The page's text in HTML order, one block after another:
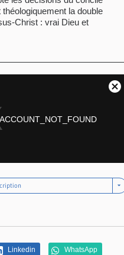
la double
Christ : vrai Dieu et
Linkedin WhatsApp